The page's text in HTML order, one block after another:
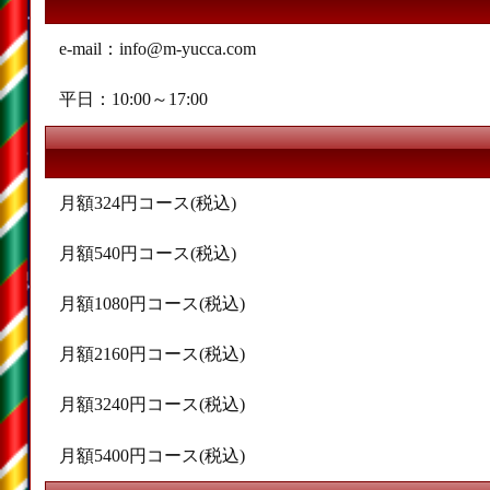
e-mail：info@m-yucca.com
平日：10:00～17:00
月額324円コース(税込)
月額540円コース(税込)
月額1080円コース(税込)
月額2160円コース(税込)
月額3240円コース(税込)
月額5400円コース(税込)